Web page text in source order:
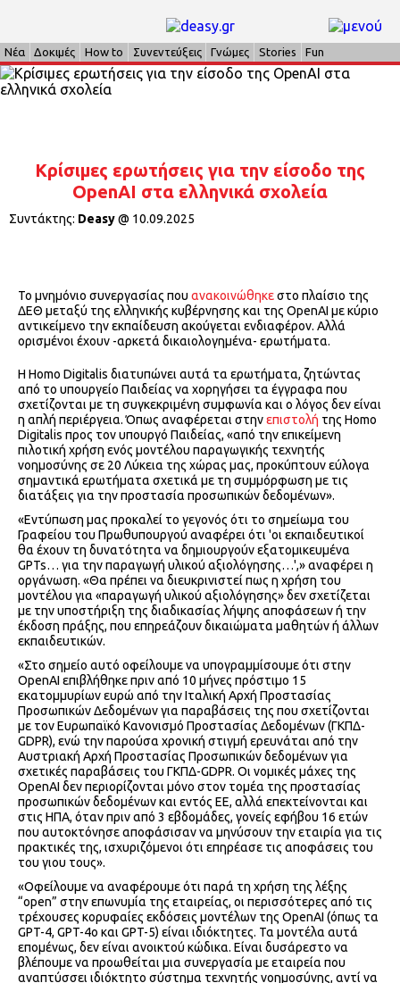
Νέα Δοκιμές How to Συνεντεύξεις Γνώμες Stories Fun
Κρίσιμες ερωτήσεις για την είσοδο της
OpenAI στα ελληνικά σχολεία
Συντάκτης: Deasy@ 10.09.2025
Το μνημόνιο συνεργασίας που ανακοινώθηκεστο πλαίσιο της
ΔΕΘ μεταξύ της ελληνικής κυβέρνησης και της OpenAI με κύριο
αντικείμενο την εκπαίδευση ακούγεται ενδιαφέρον. Αλλά
ορισμένοι έχουν -αρκετά δικαιολογημένα- ερωτήματα.
H Homo Digitalis διατυπώνει αυτά τα ερωτήματα, ζητώντας
από το υπουργείο Παιδείας να χορηγήσει τα έγγραφα που
σχετίζονται με τη συγκεκριμένη συμφωνία και ο λόγος δεν είναι
η απλή περιέργεια. Όπως αναφέρεται στηνεπιστολή της Homo
Digitalis προς τον υπουργό Παιδείας, «από την επικείμενη
πιλοτική χρήση ενός μοντέλου παραγωγικής τεχνητής
νοημοσύνης σε 20 Λύκεια της χώρας μας, προκύπτουν εύλογα
σημαντικά ερωτήματα σχετικά με τη συμμόρφωση με τις
διατάξεις για την προστασία προσωπικών δεδομένων».
«Εντύπωση μας προκαλεί το γεγονός ότι το σημείωμα του
Γραφείου του Πρωθυπουργού αναφέρει ότι 'οι εκπαιδευτικοί
θα έχουν τη δυνατότητα να δηµιουργούν εξατοµικευµένα
GPTs… για την παραγωγή υλικού αξιολόγησης…',» αναφέρει η
οργάνωση. «Θα πρέπει να διευκρινιστεί πως η χρήση του
μοντέλου για «παραγωγή υλικού αξιολόγησης» δεν σχετίζεται
με την υποστήριξη της διαδικασίας λήψης αποφάσεων ή την
έκδοση πράξης, που επηρεάζουν δικαιώματα μαθητών ή άλλων
εκπαιδευτικών.
«Στο σημείο αυτό οφείλουμε να υπογραμμίσουμε ότι στην
OpenAI επιβλήθηκε πριν από 10 μήνες πρόστιμο 15
εκατομμυρίων ευρώ από την Ιταλική Αρχή Προστασίας
Προσωπικών Δεδομένων για παραβάσεις της που σχετίζονται
με τον Ευρωπαϊκό Κανονισμό Προστασίας Δεδομένων (ΓΚΠΔ-
GDPR), ενώ την παρούσα χρονική στιγμή ερευνάται από την
Αυστριακή Αρχή Προστασίας Προσωπικών δεδομένων για
σχετικές παραβάσεις του ΓΚΠΔ-GDPR. Οι νομικές μάχες της
OpenAI δεν περιορίζονται μόνο στον τομέα της προστασίας
προσωπικών δεδομένων και εντός ΕΕ, αλλά επεκτείνονται και
στις ΗΠΑ, όταν πριν από 3 εβδομάδες, γονείς εφήβου 16 ετών
που αυτοκτόνησε αποφάσισαν να μηνύσουν την εταιρία για τις
πρακτικές της, ισχυριζόμενοι ότι επηρέασε τις αποφάσεις του
του γιου τους».
«Οφείλουμε να αναφέρουμε ότι παρά τη χρήση της λέξης
“open” στην επωνυμία της εταιρείας, οι περισσότερες από τις
τρέχουσες κορυφαίες εκδόσεις μοντέλων της OpenAI (όπως τα
GPT-4, GPT-4o και GPT-5) είναι ιδιόκτητες. Τα μοντέλα αυτά
επομένως, δεν είναι ανοικτού κώδικα. Είναι δυσάρεστο να
βλέπουμε να προωθείται μια συνεργασία με εταιρεία που
αναπτύσσει ιδιόκτητο σύστημα τεχνητής νοημοσύνης, αντί να